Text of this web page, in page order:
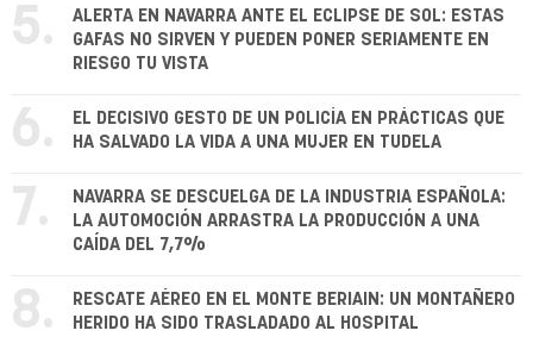
5.
ALERTA EN NAVARRA ANTE EL ECLIPSE DE SOL: ESTAS
GAFAS NO SIRVEN Y PUEDEN PONER SERIAMENTE EN
RIESGO TU VISTA
6.
EL DECISIVO GESTO DE UN POLICÍA EN PRÁCTICAS QUE
HA SALVADO LA VIDA A UNA MUJER EN TUDELA
7.
NAVARRA SE DESCUELGA DE LA INDUSTRIA ESPAÑOLA:
LA AUTOMOCIÓN ARRASTRA LA PRODUCCIÓN A UNA
CAÍDA DEL 7,7%
8.
RESCATE AÉREO EN EL MONTE BERIAIN: UN MONTAÑERO
HERIDO HA SIDO TRASLADADO AL HOSPITAL